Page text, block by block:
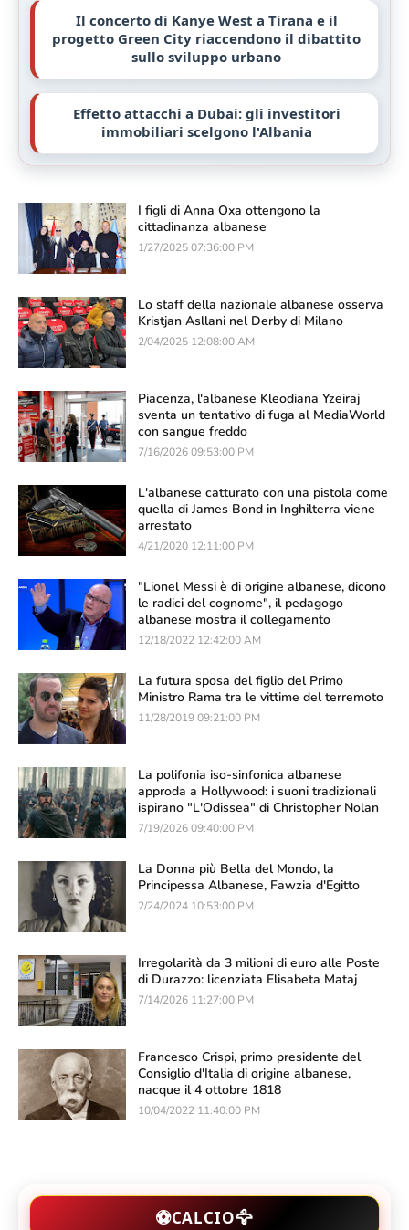
Il concerto di Kanye West a Tirana e il
progetto Green City riaccendono il dibattito
sullo sviluppo urbano
Effetto attacchi a Dubai: gli investitori
immobiliari scelgono l'Albania
I figli di Anna Oxa ottengono la
cittadinanza albanese
1/27/2025 07:36:00 PM
Lo staff della nazionale albanese osserva
Kristjan Asllani nel Derby di Milano
2/04/2025 12:08:00 AM
Piacenza, l'albanese Kleodiana Yzeiraj
sventa un tentativo di fuga al MediaWorld
con sangue freddo
7/16/2026 09:53:00 PM
L'albanese catturato con una pistola come
quella di James Bond in Inghilterra viene
arrestato
4/21/2020 12:11:00 PM
"Lionel Messi è di origine albanese, dicono
le radici del cognome", il pedagogo
albanese mostra il collegamento
12/18/2022 12:42:00 AM
La futura sposa del figlio del Primo
Ministro Rama tra le vittime del terremoto
11/28/2019 09:21:00 PM
La polifonia iso-sinfonica albanese
approda a Hollywood: i suoni tradizionali
ispirano "L'Odissea" di Christopher Nolan
7/19/2026 09:40:00 PM
La Donna più Bella del Mondo, la
Principessa Albanese, Fawzia d'Egitto
2/24/2024 10:53:00 PM
Irregolarità da 3 milioni di euro alle Poste
di Durazzo: licenziata Elisabeta Mataj
7/14/2026 11:27:00 PM
Francesco Crispi, primo presidente del
Consiglio d'Italia di origine albanese,
nacque il 4 ottobre 1818
10/04/2022 11:40:00 PM
⚽CALCIO🦅